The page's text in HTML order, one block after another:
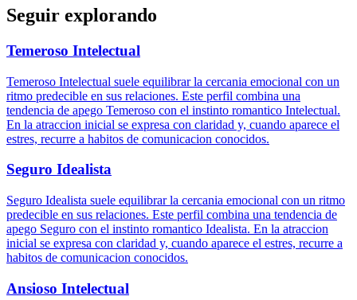
Seguir explorando
Temeroso Intelectual
Temeroso Intelectual suele equilibrar la cercania emocional con un
ritmo predecible en sus relaciones. Este perfil combina una
tendencia de apego Temeroso con el instinto romantico Intelectual.
En la atraccion inicial se expresa con claridad y, cuando aparece el
estres, recurre a habitos de comunicacion conocidos.
Seguro Idealista
Seguro Idealista suele equilibrar la cercania emocional con un ritmo
predecible en sus relaciones. Este perfil combina una tendencia de
apego Seguro con el instinto romantico Idealista. En la atraccion
inicial se expresa con claridad y, cuando aparece el estres, recurre a
habitos de comunicacion conocidos.
Ansioso Intelectual